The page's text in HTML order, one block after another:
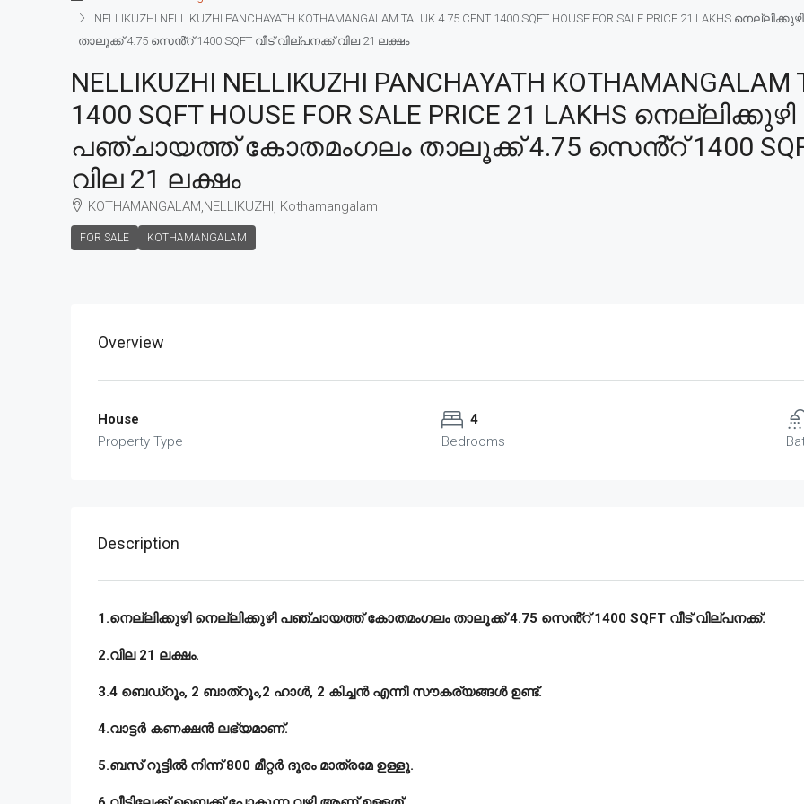
NELLIKUZHI NELLIKUZHI PANCHAYATH KOTHAMANGALAM TALUK 4.75 CENT 1400 SQFT HOUSE FOR SALE PRICE 21
താലൂക്ക് 4.75 സെൻ്റ് 1400 SQFT വീട് വില്പനക്ക് വില 21 ലക്ഷം
NELLIKUZHI NELLIKUZHI PANCHAYATH KOTHAMANGALAM
1400 SQFT HOUSE FOR SALE PRICE 21 LAKHS
പഞ്ചായത്ത് കോതമംഗലം താലൂക്ക് 4.75 സെൻ്റ് 1400
വില 21 ലക്ഷം
KOTHAMANGALAM,NELLIKUZHI, Kothamangalam
FOR SALE KOTHAMANGALAM
Overview
House
Property Type
4
Bedrooms
Description
1.നെല്ലിക്കുഴി നെല്ലിക്കുഴി പഞ്ചായത്ത് കോതമംഗലം താലൂക്ക് 4.75 സെൻ്റ് 1400 SQFT വീട് വില്പനക്ക്.
2.വില 21 ലക്ഷം.
3.4 ബെഡ്റൂം, 2 ബാത്റൂം,2 ഹാൾ, 2 കിച്ചൻ എന്നീ സൗകര്യങ്ങൾ ഉണ്ട്.
4.വാട്ടർ കണക്ഷൻ ലഭ്യമാണ്.
5.ബസ് റൂട്ടിൽ നിന്ന് 800 മീറ്റർ ദൂരം മാത്രമേ ഉള്ളൂ.